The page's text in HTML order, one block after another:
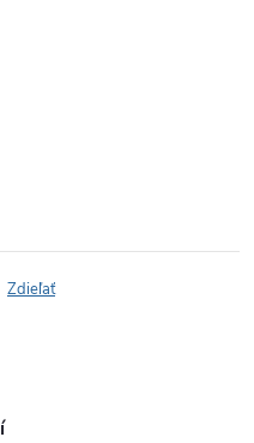
Zdieľať